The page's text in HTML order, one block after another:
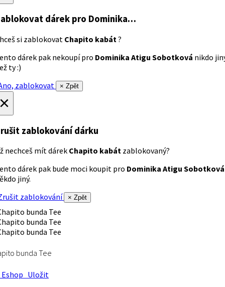
dárek pro Dominika…
si zablokovat Chapito kabát ?
dárek pak nekoupí pro Dominika Atigu Sobotková nikdo
ty :)
zablokovat
× Zpět
zablokování dárku
nechceš mít dárek Chapito kabát zablokovaný?
dárek pak bude moci koupit pro Dominika Atigu Sobotková
jiný.
zablokování
× Zpět
bunda Tee
Uložit